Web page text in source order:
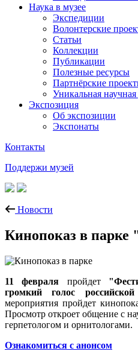
Наука в музее
Экспедиции
Волонтерские
Статьи
Коллекции
Публикации
Полезные ресурсы
Партнёрские
Уникальная научная
Экспозиция
Об экспозиции
Экспонаты
Контакты
Поддержи музей
Новости
Кинопоказ в парке
11 февраля пройдет
громкий голос
мероприятия пройдет
Просмотр откроет общение с
герпетологом и орнитологами.
Ознакомиться с анонсом